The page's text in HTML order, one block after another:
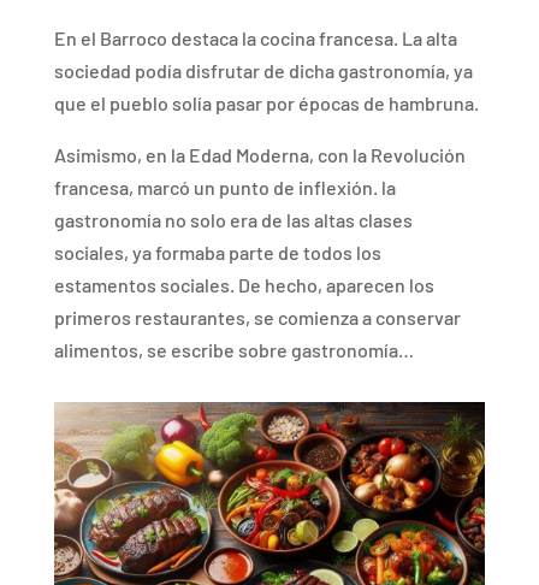
En el Barroco destaca la cocina francesa. La alta
sociedad podía disfrutar de dicha gastronomía, ya
que el pueblo solía pasar por épocas de hambruna.
Asimismo, en la Edad Moderna, con la Revolución
francesa, marcó un punto de inflexión. la
gastronomía no solo era de las altas clases
sociales, ya formaba parte de todos los
estamentos sociales. De hecho, aparecen los
primeros restaurantes, se comienza a conservar
alimentos, se escribe sobre gastronomía…